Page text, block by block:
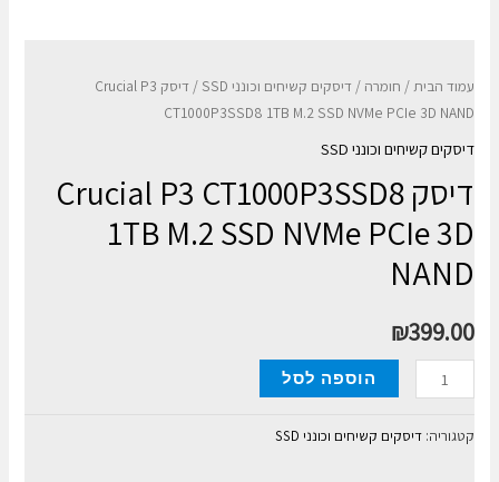
עמוד הבית/ חומרה /דיסקים קשיחים וכונני SSD
/ דיסק Crucial P3
CT1000P3SSD8 1TB M.2 SSD NVMe PCIe 3D NAND
דיסקים קשיחים וכונני SSD
דיסק Crucial P3 CT1000P3SSD8
1TB M.2 SSD NVMe PCIe 3D
NAND
₪399.00
כמות
של
דיסק
הוספה לסל
קטגוריה:דיסקים קשיחים וכונני SSD